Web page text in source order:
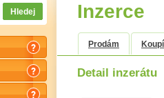
Inzerce
Prodám
Detail inzerátu